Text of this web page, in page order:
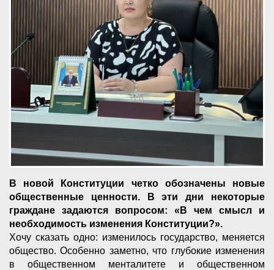
В новой Конституции четко обозначены новые
общественные ценности. В эти дни некоторые
граждане задаются вопросом: «В чем смысл и
необходимость изменения Конституции?».
Хочу сказать одно: изменилось государство, меняется
общество. Особенно заметно, что глубокие изменения
в общественном менталитете и общественном